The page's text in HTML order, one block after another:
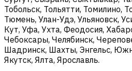
Тобольск, Тольятти, Томилино,
Тюмень, Улан-Удэ, Ульяновск,
Кут, Уфа, Ухта, Феодосия,
Чебоксары, Челябинск,
Шадринск, Шахты, Энгельс,
Якутск, Ялта, Ярославль.